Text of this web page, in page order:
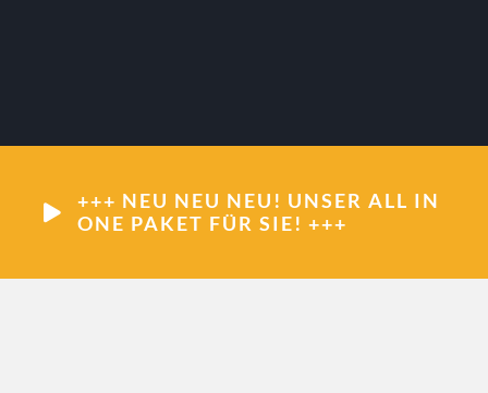
+++ NEU NEU NEU! UNSER ALL IN
ONE PAKET FÜR SIE! +++